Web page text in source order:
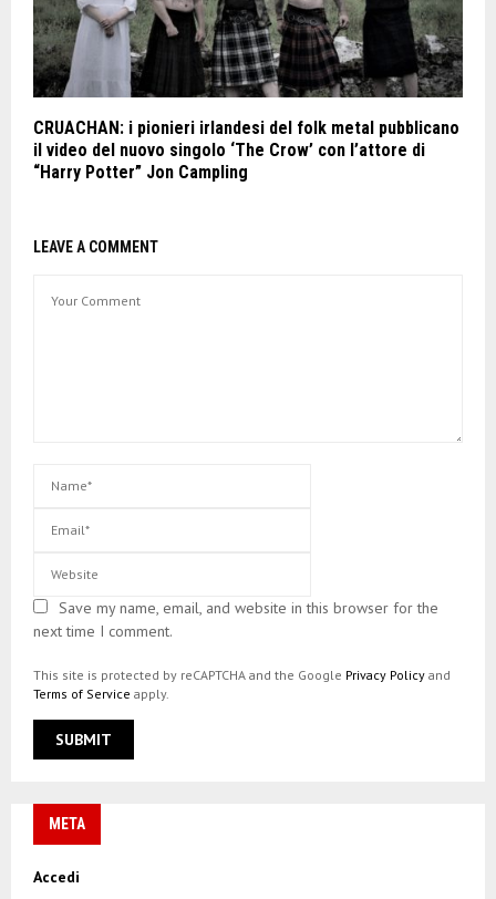
CRUACHAN: i pionieri irlandesi del folk metal pubblicano
il video del nuovo singolo ‘The Crow’ con l’attore di
“Harry Potter” Jon Campling
LEAVE A COMMENT
Save my name, email, and website in this browser for the
next time I comment.
This site is protected by reCAPTCHA and the Google Privacy Policy and
Terms of Service apply.
META
Accedi